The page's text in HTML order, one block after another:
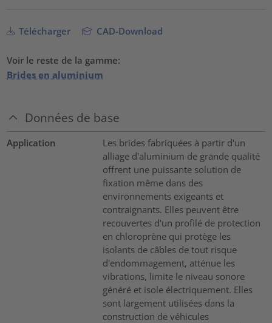
Télécharger CAD-Download
Voir le reste de la gamme:
Brides en aluminium
Données de base
Application
Les brides fabriquées à partir d'un
alliage d'aluminium de grande qualité
offrent une puissante solution de
fixation même dans des
environnements exigeants et
contraignants. Elles peuvent être
recouvertes d'un profilé de protection
en chloroprène qui protège les
isolants de câbles de tout risque
d'endommagement, atténue les
vibrations, limite le niveau sonore
généré et isole électriquement. Elles
sont largement utilisées dans la
construction de véhicules